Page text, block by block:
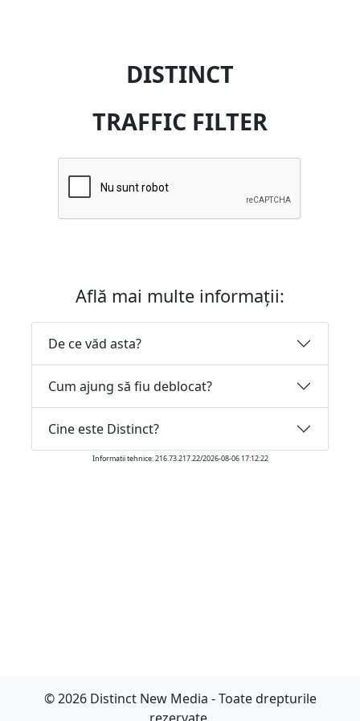
DISTINCT
TRAFFIC FILTER
Află mai multe informații:
De ce văd asta?
Cum ajung să fiu deblocat?
Cine este Distinct?
Informatii tehnice: 216.73.217.22/2026-08-06 17:12:22
© 2026 Distinct New Media - Toate drepturile